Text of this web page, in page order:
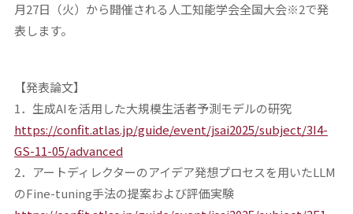
月27日（火）から開催される人工知能学会全国大会※2で発
表します。
【発表論文】
1．生成AIを活用した大規模生活者予測モデルの研究
https://confit.atlas.jp/guide/event/jsai2025/subject/3I4-
GS-11-05/advanced
2．アートディレクターのアイデア発想プロセスを用いたLLM
のFine-tuning手法の提案および評価実験